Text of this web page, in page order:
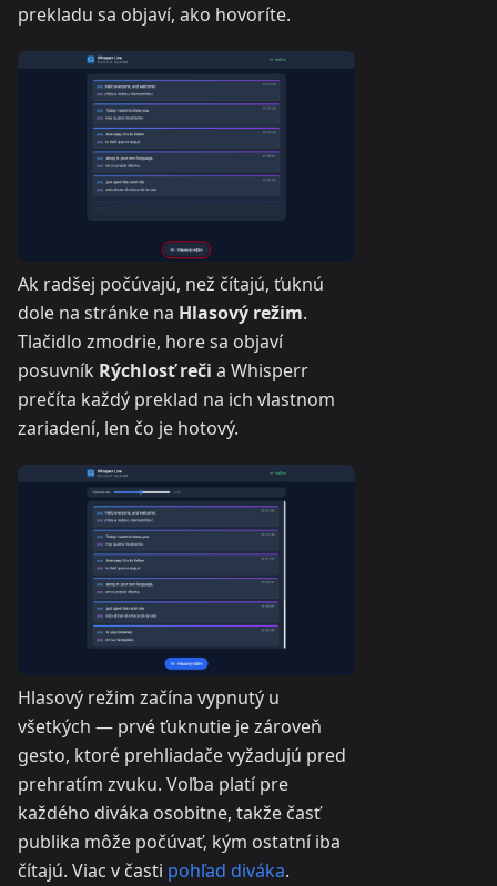
prekladu sa objaví, ako hovoríte.
Ak radšej počúvajú, než čítajú, ťuknú
dole na stránke na Hlasový režim.
Tlačidlo zmodrie, hore sa objaví
posuvník Rýchlosť reči a Whisperr
prečíta každý preklad na ich vlastnom
zariadení, len čo je hotový.
Hlasový režim začína vypnutý u
všetkých — prvé ťuknutie je zároveň
gesto, ktoré prehliadače vyžadujú pred
prehratím zvuku. Voľba platí pre
každého diváka osobitne, takže časť
publika môže počúvať, kým ostatní iba
čítajú. Viac v časti pohľad diváka.